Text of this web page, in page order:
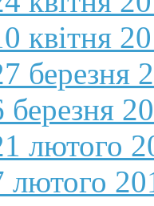
квітня
березня
лютого